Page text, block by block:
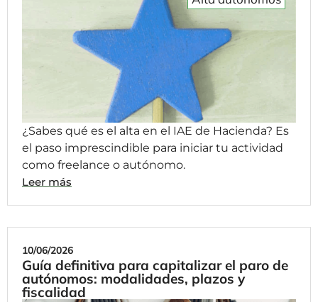
¿Sabes qué es el alta en el IAE de Hacienda? Es
el paso imprescindible para iniciar tu actividad
como freelance o autónomo.
Leer más
10/06/2026
Guía definitiva para capitalizar el paro de
autónomos: modalidades, plazos y
fiscalidad